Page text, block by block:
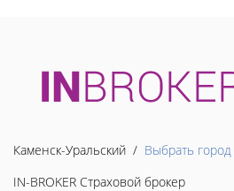
Каменск-Уральский / Выбрать город
IN-BROKER Страховой брокер